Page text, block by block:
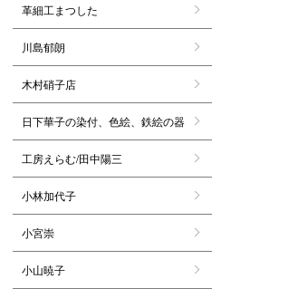
革細工まつした
川島郁朗
木村硝子店
日下華子の染付、色絵、鉄絵の器
工房えらむ/田中陽三
小林加代子
小宮崇
小山暁子